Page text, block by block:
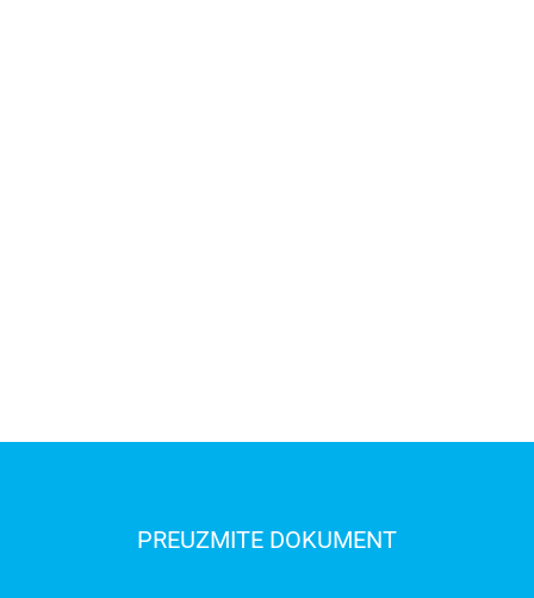
PREUZMITE DOKUMENT